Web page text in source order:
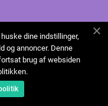
dine indstillinger,
og annoncer. Denne
brug af websiden